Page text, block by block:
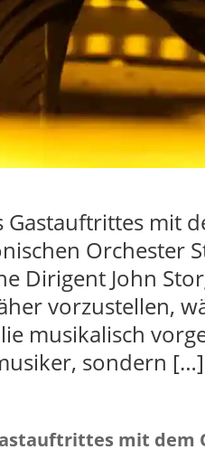
Gastauftrittes mit
Orchester
Dirigent John
vorzustellen,
musikalisch
sondern […]
mit dem